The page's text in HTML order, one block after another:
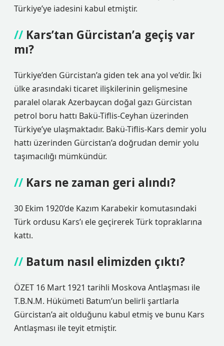
Türkiye’ye iadesini kabul etmiştir.
Kars’tan Gürcistan’a geçiş var
mı?
Türkiye’den Gürcistan’a giden tek ana yol ve’dir. İki
ülke arasındaki ticaret ilişkilerinin gelişmesine
paralel olarak Azerbaycan doğal gazı Gürcistan
petrol boru hattı Bakü-Tiflis-Ceyhan üzerinden
Türkiye’ye ulaşmaktadır. Bakü-Tiflis-Kars demir yolu
hattı üzerinden Gürcistan’a doğrudan demir yolu
taşımacılığı mümkündür.
Kars ne zaman geri alındı?
30 Ekim 1920’de Kazım Karabekir komutasındaki
Türk ordusu Kars’ı ele geçirerek Türk topraklarına
kattı.
Batum nasıl elimizden çıktı?
ÖZET 16 Mart 1921 tarihli Moskova Antlaşması ile
T.B.N.M. Hükümeti Batum’un belirli şartlarla
Gürcistan’a ait olduğunu kabul etmiş ve bunu Kars
Antlaşması ile teyit etmiştir.